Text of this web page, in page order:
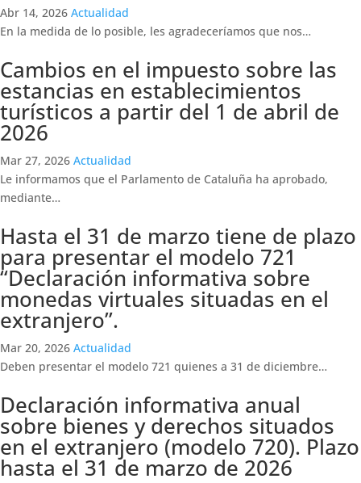
Abr 14, 2026 Actualidad
En la medida de lo posible, les agradeceríamos que nos…
Cambios en el impuesto sobre las
estancias en establecimientos
turísticos a partir del 1 de abril de
2026
Mar 27, 2026 Actualidad
Le informamos que el Parlamento de Cataluña ha aprobado,
mediante…
Hasta el 31 de marzo tiene de plazo
para presentar el modelo 721
“Declaración informativa sobre
monedas virtuales situadas en el
extranjero”.
Mar 20, 2026 Actualidad
Deben presentar el modelo 721 quienes a 31 de diciembre…
Declaración informativa anual
sobre bienes y derechos situados
en el extranjero (modelo 720). Plazo
hasta el 31 de marzo de 2026